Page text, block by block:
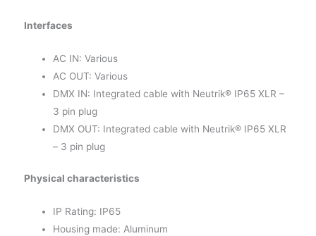
Interfaces
AC IN: Various
AC OUT: Various
DMX IN: Integrated cable with Neutrik® IP65 XLR –
3 pin plug
DMX OUT: Integrated cable with Neutrik® IP65 XLR
– 3 pin plug
Physical characteristics
IP Rating: IP65
Housing made: Aluminum